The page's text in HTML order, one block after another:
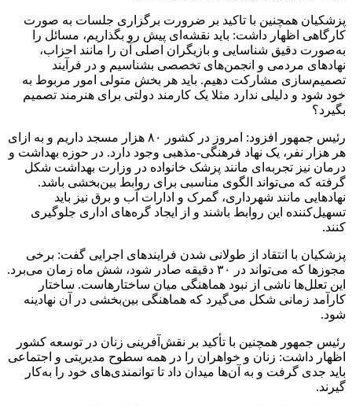
پزشکیان همچنین با تاکید بر ضرورت برگزاری جلسات به صورت
کارگاهی اظهار داشت: باید نقشه‌ای پیش رو بگذاریم، مسائل را
به‌صورت دقیق شناسایی و بازیگران اصلی آن را مانند احزاب،
نهادهای مردمی و انجمن‌های تخصصی بشناسیم و در فرآیند
تصمیم‌سازی مشارکت دهیم. باید هر بخش متولی امور مربوط به
خود شود و دلیلی ندارد مثلا یک کارمند دولتی برای هنرمند تصمیم
بگیرد؟
رئیس جمهور افزود: امروز در کشور ۸۰ هزار مسجد داریم و به ازای
هر هزار نفر، یک نهاد فرهنگی-مذهبی وجود دارد. در حوزه بهداشت و
درمان نیز تجربه‌ای مانند پزشک خانواده در وزارت بهداشت شکل
گرفته که می‌تواند الگوی مناسبی برای روابط بین‌بخشی باشد.
نهادهایی مانند شهرداری، گمرک و ادارات آب و برق نیز باید
تسهیل‌کننده این روابط باشند و از ایجاد گره‌های اداری جلوگیری
کنند.
پزشکیان با انتقاد از طولانی شدن فرایندهای اجرایی گفت: برخی
مجوزها که می‌تواند در ۳۰ دقیقه صادر شود، شش ماه زمان می‌برد.
این تعلل‌ها ناشی از نبود هماهنگی میان ساختارهاست. ساختار
کارآمد زمانی شکل می‌گیرد که هماهنگی بین‌بخشی در آن نهادینه
شود.
رئیس جمهور همچنین با تأکید بر نقش‌آفرینی زنان در توسعه کشور
اظهار داشت: زنان و خواهران را در همه سطوح مدیریتی و اجتماعی
باید جدی گرفت و به آن‌ها میدان داد تا توانمندی‌های خود را به‌کار
گیرند.